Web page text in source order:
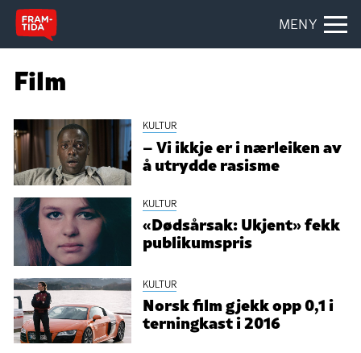
MENY
Film
KULTUR
– Vi ikkje er i nærleiken av
å utrydde rasisme
KULTUR
«Dødsårsak: Ukjent» fekk
publikumspris
KULTUR
Norsk film gjekk opp 0,1 i
terningkast i 2016